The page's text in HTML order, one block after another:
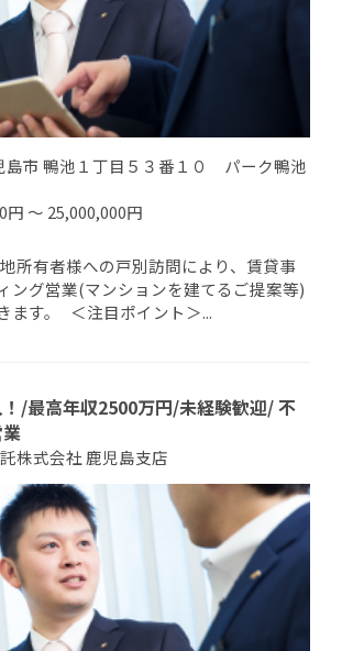
島市 鴨池１丁目５３番１０ パーク鴨池
円 ～ 25,000,000円
地所有者様への戸別訪問により、賃貸事
ング営業(マンションを建てるご提案等)
ます。 ＜注目ポイント＞...
/最高年収2500万円/未経験歓迎/ 不
株式会社 鹿児島支店